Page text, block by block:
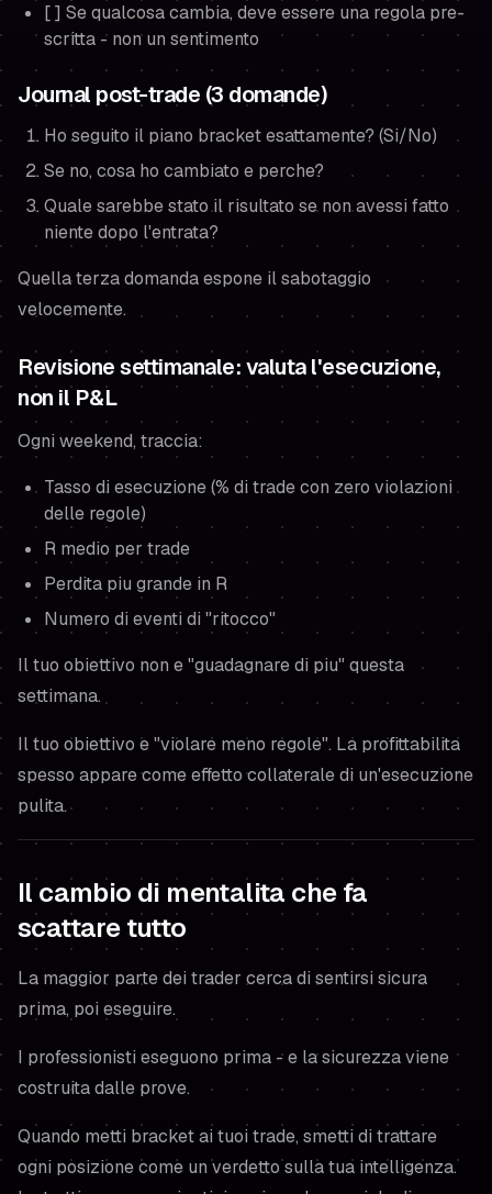
[ ] Se qualcosa cambia, deve essere una regola pre-
scritta - non un sentimento
Journal post-trade (3 domande)
Ho seguito il piano bracket esattamente? (Si/No)
Se no, cosa ho cambiato e perche?
Quale sarebbe stato il risultato se non avessi fatto
niente dopo l'entrata?
Quella terza domanda espone il sabotaggio
velocemente.
Revisione settimanale: valuta l'esecuzione,
non il P&L
Ogni weekend, traccia:
Tasso di esecuzione (% di trade con zero violazioni
delle regole)
R medio per trade
Perdita piu grande in R
Numero di eventi di "ritocco"
Il tuo obiettivo non e "guadagnare di piu" questa
settimana.
Il tuo obiettivo e "violare meno regole". La profittabilita
spesso appare comeeffetto collateraledi un'esecuzione
pulita.
Il cambio di mentalita che fa
scattare tutto
La maggior parte dei trader cerca di sentirsi sicura
prima, poi eseguire.
I professionisti eseguono prima - e la sicurezza viene
costruita dalle prove.
Quando metti bracket ai tuoi trade, smetti di trattare
ogni posizione come un verdetto sulla tua intelligenza.